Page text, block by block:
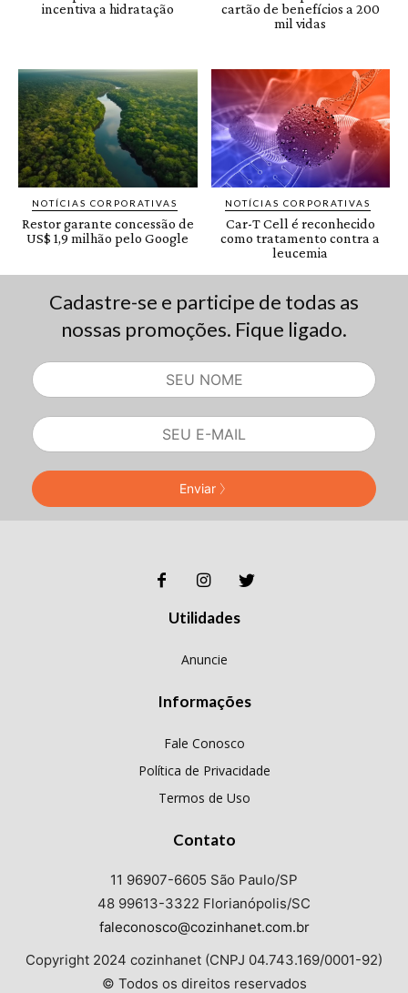
Cadastre-se e participe de todas as
nossas promoções. Fique ligado.
Enviar
Utilidades
Anuncie
Informações
Fale Conosco
Política de Privacidade
Termos de Uso
Contato
11 96907-6605 São Paulo/SP
48 99613-3322 Florianópolis/SC
faleconosco@cozinhanet.com.br
Copyright 2024 cozinhanet (CNPJ 04.743.169/0001-92)
© Todos os direitos reservados